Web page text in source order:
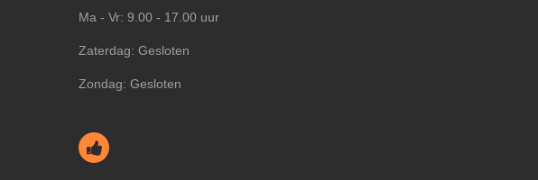
Ma - Vr: 9.00 - 17.00 uur
Zaterdag: Gesloten
Zondag: Gesloten